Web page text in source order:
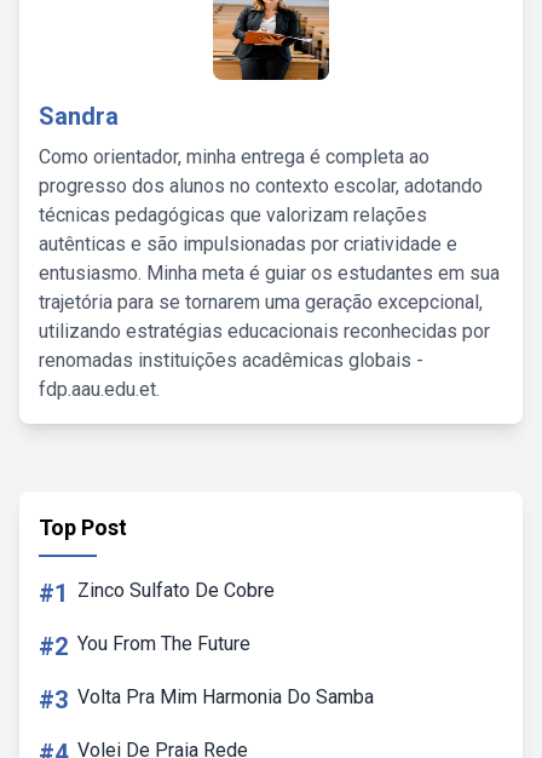
Sandra
Como orientador, minha entrega é completa ao
progresso dos alunos no contexto escolar, adotando
técnicas pedagógicas que valorizam relações
autênticas e são impulsionadas por criatividade e
entusiasmo. Minha meta é guiar os estudantes em sua
trajetória para se tornarem uma geração excepcional,
utilizando estratégias educacionais reconhecidas por
renomadas instituições acadêmicas globais -
fdp.aau.edu.et.
Top Post
#1 Zinco Sulfato De Cobre
#2 You From The Future
#3 Volta Pra Mim Harmonia Do Samba
Volei De Praia Rede